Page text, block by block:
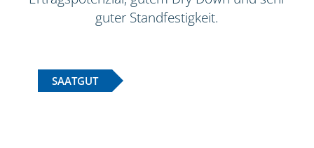
guter Standfestigkeit.
SAATGUT